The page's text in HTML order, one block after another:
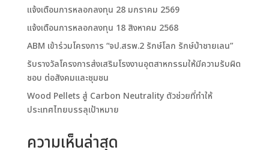
แจ้งเตือนการหลอกลงทุน 28 มกราคม 2569
แจ้งเตือนการหลอกลงทุน 18 สิงหาคม 2568
ABM เข้าร่วมโครงการ “จป.สรพ.2 รักษ์โลก รักษ์ป่าชายเลน”
รับรางวัลโครงการส่งเสริมโรงงานอุตสาหกรรมให้มีความรับผิด
ชอบ ต่อสังคมและชุมชน
Wood Pellets สู่ Carbon Neutrality ตัวช่วยที่ทำให้
ประเทศไทยบรรลุเป้าหมาย
ความเห็นล่าสุด